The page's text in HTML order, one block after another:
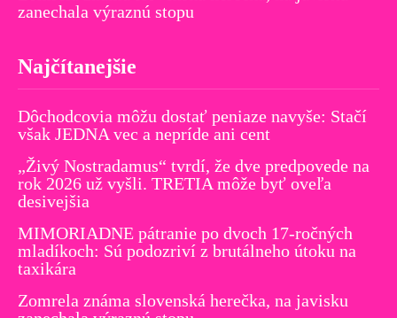
zanechala výraznú stopu
Najčítanejšie
Dôchodcovia môžu dostať peniaze navyše: Stačí
však JEDNA vec a nepríde ani cent
„Živý Nostradamus“ tvrdí, že dve predpovede na
rok 2026 už vyšli. TRETIA môže byť oveľa
desivejšia
MIMORIADNE pátranie po dvoch 17-ročných
mladíkoch: Sú podozriví z brutálneho útoku na
taxikára
Zomrela známa slovenská herečka, na javisku